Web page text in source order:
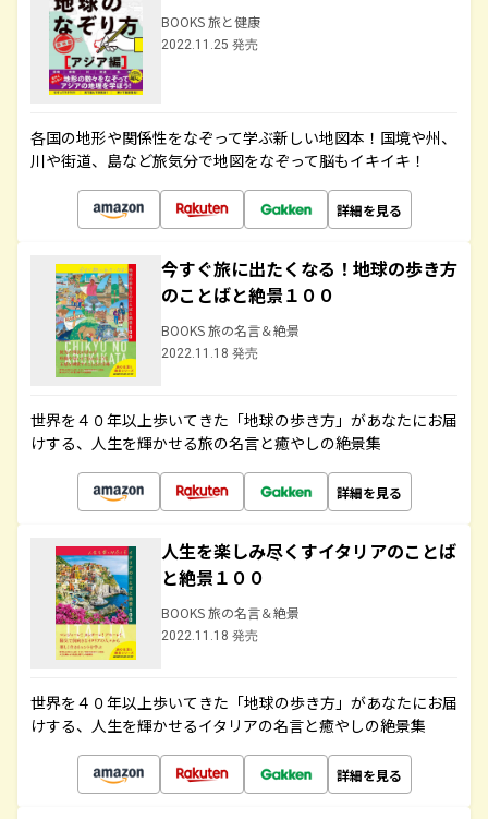
BOOKS 旅と健康
2022.11.25 発売
各国の地形や関係性をなぞって学ぶ新しい地図本！国境や州、
川や街道、島など旅気分で地図をなぞって脳もイキイキ！
詳細を見る
今すぐ旅に出たくなる！地球の歩き方
のことばと絶景１００
BOOKS 旅の名言＆絶景
2022.11.18 発売
世界を４０年以上歩いてきた「地球の歩き方」があなたにお届
けする、人生を輝かせる旅の名言と癒やしの絶景集
詳細を見る
人生を楽しみ尽くすイタリアのことば
と絶景１００
BOOKS 旅の名言＆絶景
2022.11.18 発売
世界を４０年以上歩いてきた「地球の歩き方」があなたにお届
けする、人生を輝かせるイタリアの名言と癒やしの絶景集
詳細を見る